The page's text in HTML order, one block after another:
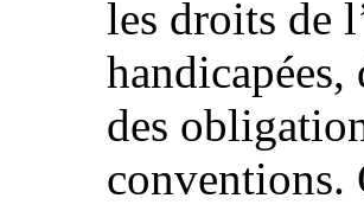
les droits de
des
conventions.